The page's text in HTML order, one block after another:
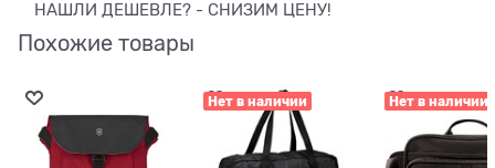
НАШЛИ ДЕШЕВЛЕ? - СНИЗИМ ЦЕНУ!
Похожие товары
Нет в наличии Нет в наличии